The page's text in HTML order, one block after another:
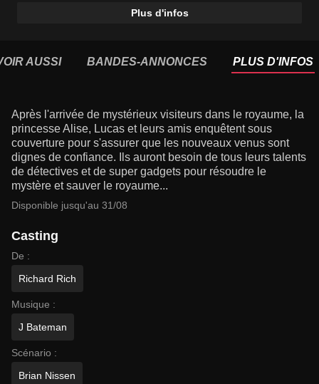
Plus d'infos
AUSSI BANDES-ANNONCES PLUS D'INFOS
Après l'arrivée de mystérieux visiteurs dans le royaume, la
princesse Alise, Lucas et leurs amis enquêtent sous
couverture pour s'assurer que les nouveaux venus sont
dignes de confiance. Ils auront besoin de tous leurs talents
de détectives et de super gadgets pour résoudre le
mystère et sauver le royaume...
Disponible jusqu'au 31/08
Casting
De :
Richard Rich
Musique :
J Bateman
Scénario :
Brian Nissen